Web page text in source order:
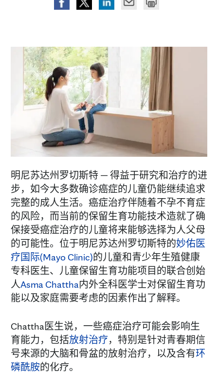
明尼苏达州罗切斯特 — 得益于研究和治疗的进
步，如今大多数确诊癌症的儿童仍能继续追求
完整的成人生活。癌症治疗伴随着不孕不育症
的风险，而当前的保留生育功能技术造就了确
保接受癌症治疗的儿童将来能够选择为人父母
的可能性。位于明尼苏达州罗切斯特的妙佑医
疗国际(Mayo Clinic)的儿童和青少年生殖健康
专科医生、儿童保留生育功能项目的联合创始
人Asma Chattha内外全科医学士对保留生育功
能以及家庭需要考虑的因素作出了解释。
Chattha医生说，一些癌症治疗可能会影响生
育能力，包括放射治疗，特别是针对青春期信
号来源的大脑和骨盆的放射治疗，以及含有环
磷酰胺的化疗。